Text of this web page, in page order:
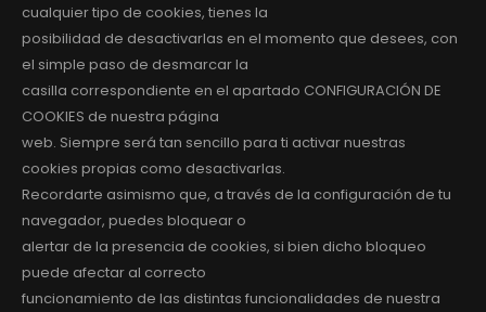
cualquier tipo de cookies, tienes la
posibilidad de desactivarlas en el momento que desees, con
el simple paso de desmarcar la
casilla correspondiente en el apartado CONFIGURACIÓN DE
COOKIES de nuestra página
web. Siempre será tan sencillo para ti activar nuestras
cookies propias como desactivarlas.
Recordarte asimismo que, a través de la configuración de tu
navegador, puedes bloquear o
alertar de la presencia de cookies, si bien dicho bloqueo
puede afectar al correcto
funcionamiento de las distintas funcionalidades de nuestra